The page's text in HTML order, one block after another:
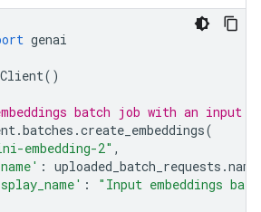
genai
Client()
batch job with an input
.batches .create_embeddings(
embedding-2" ,
: uploaded_batch_requests .name
:
"Input embeddings